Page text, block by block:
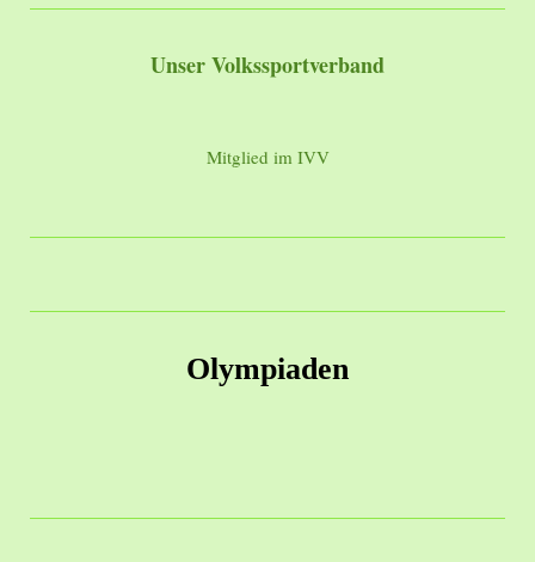
Unser Volkssportverband
Mitglied im IVV
Olympiaden